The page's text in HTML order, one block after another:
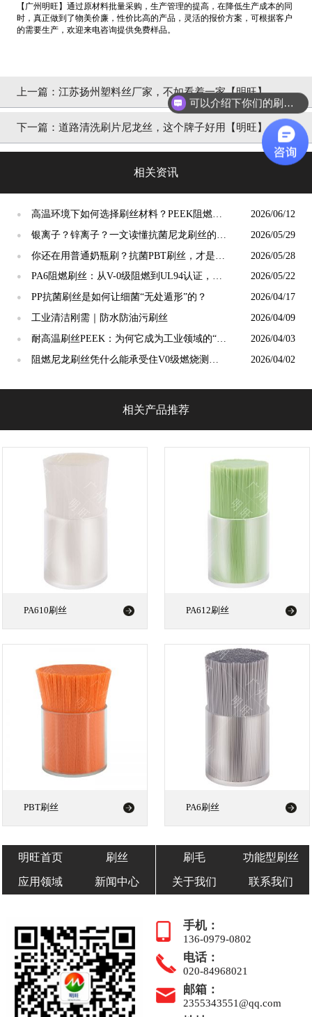
【广州明旺】通过原材料批量采购，生产管理的提高，在降低生产成本的同
时，真正做到了物美价廉，性价比高的产品，灵活的报价方案，可根据客户
的需要生产，欢迎来电咨询提供免费样品。
上一篇： 江苏扬州塑料丝厂家，不如看着一家【明旺】
下一篇： 道路清洗刷片尼龙丝，这个牌子好用【明旺】
相关资讯
●
高温环境下如何选择刷丝材料？PEEK阻燃刷
丝给出答案
2026/06/12
●
银离子？锌离子？一文读懂抗菌尼龙刷丝的核
心科技与选择标准
2026/05/29
●
你还在用普通奶瓶刷？抗菌PBT刷丝，才是母
婴安全真正的“隐形守护者”
2026/05/28
●
PA6阻燃刷丝：从V-0级阻燃到UL94认证，工
业毛刷的安全底线谁来守护？
2026/05/22
● PP抗菌刷丝是如何让细菌“无处遁形”的？ 2026/04/17
● 工业清洁刚需｜防水防油污刷丝 2026/04/09
●
耐高温刷丝PEEK：为何它成为工业领域的“宠
儿”？
2026/04/03
●
阻燃尼龙刷丝凭什么能承受住V0级燃烧测
2026/04/02
相关产品推荐
PA610刷丝 PA612刷丝
PBT刷丝 PA6刷丝
明旺首页 刷丝 刷毛 功能型刷丝
应用领域 新闻中心 关于我们 联系我们
手机：
136-0979-0802
电话：
020-84968021
邮箱：
2355343551@qq.com
可以介绍下你们的刷丝吗？